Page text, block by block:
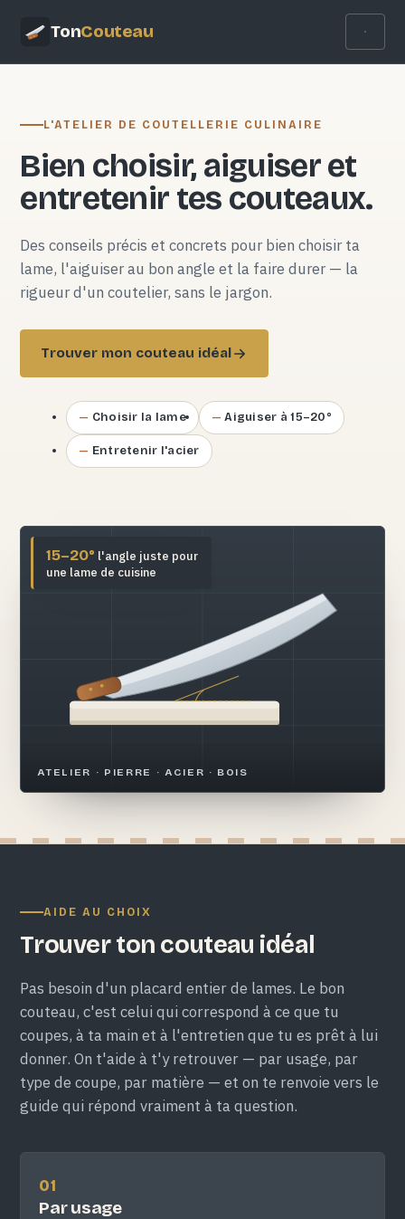
TonCouteau
L'ATELIER DE COUTELLERIE CULINAIRE
Bien choisir, aiguiser et
entretenir tes couteaux.
Des conseils précis et concrets pour bien choisir ta
lame, l'aiguiser au bon angle et la faire durer — la
rigueur d'un coutelier, sans le jargon.
Trouver mon couteau idéal
Choisir la lame Aiguiser à 15–20°
Entretenir l'acier
ATELIER · PIERRE · ACIER · BOIS
15–20° l'angle juste pour
une lame de cuisine
AIDE AU CHOIX
Trouver ton couteau idéal
Pas besoin d'un placard entier de lames. Le bon
couteau, c'est celui qui correspond à ce que tu
coupes, à ta main et à l'entretien que tu es prêt à lui
donner. On t'aide à t'y retrouver — par usage, par
type de coupe, par matière — et on te renvoie vers le
guide qui répond vraiment à ta question.
01
Par usage